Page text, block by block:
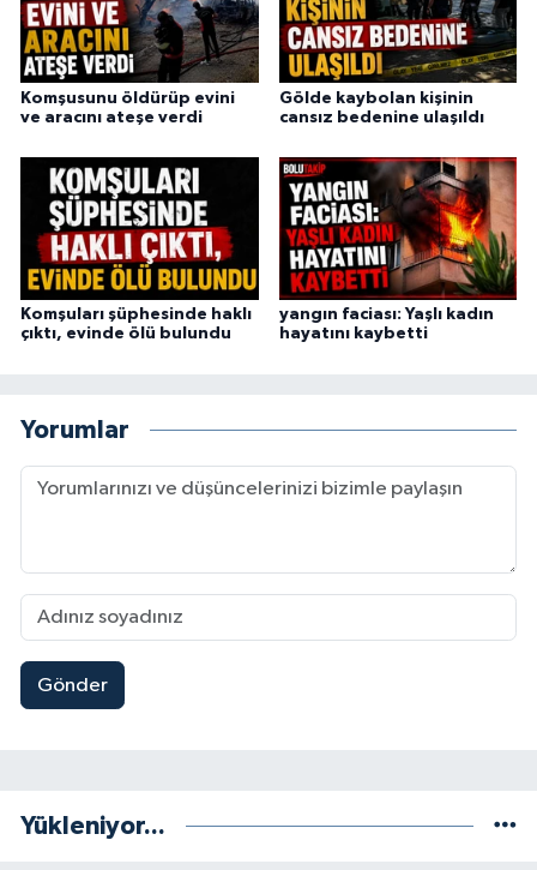
Komşusunu öldürüp evini
ve aracını ateşe verdi
Gölde kaybolan kişinin
cansız bedenine ulaşıldı
Komşuları şüphesinde haklı
çıktı, evinde ölü bulundu
yangın faciası: Yaşlı kadın
hayatını kaybetti
Yorumlar
Gönder
Yükleniyor...